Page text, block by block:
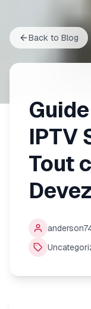
Back to Blog
IPTV
Tout